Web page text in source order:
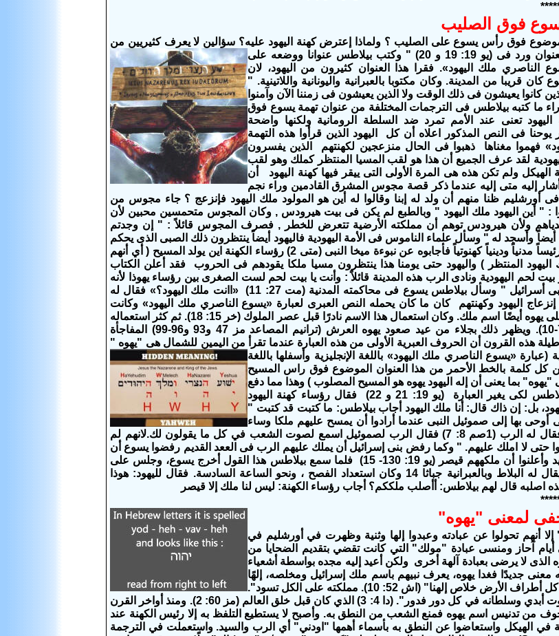
فوق رأس يسوع على الصليب ؟ ولماذا إعترض كهنة اليهود عليه؟ سؤالين لا يعرف كثيريين من
العنوان ورد فى (يو 19: 19 و 20) " وكتب بيلاطس عنوانا ووضعه على
الناصري ملك اليهود». فقرا هذا العنوان كثيرون من اليهود، لان
قريبا من المدينة. وكان مكتوبا بالعبرانية واليونانية واللاتينية. "
كانوا يعيشون فى ذلك الوقت ولا الذين يعيشون فى زمننا الآن وآمنوا
ما كتبه بيلاطس فى الترجمات المختلفة من عنوان تهمة يسوع فوق
تعنى عند الأمم تمرد ضد السلطة الرومانية ولكنها واضحة
فى النص المذكور اعلاه أن كل اليهود الذين قرأوا هذه التهمة
فهموا مغناها ذهبوا فى الحال منزعجين لكهنتهم الذين يفسرون
لقد عرف الجميع أن هذا هو لقب المسيا المنتظر كملك وهو لقب
ولم تكن هذه هى المرة الأولى التى ييقر فيها كهنة اليهود أن
أشار إليه متى إليه عندما ذكر قصة مجوس المشرق القادمين وراء نجم
أورشليم ظنا منهم أن ولد له إبنا وقالوا له أين هو المولود ملك اليهود فإنزعج ؟ جاء مجوس من
: " أين اليهود ملك اليهود " وبالطبع لم يكن فى بيت هيرودس , وكان المجوس متحمسين محبين لأن
ولأن هيرودس توهم أن مملكته الأرضية تتعرض للخطر , فصرف المجوس قائلاً : " إن وجدتم
أيضاً وأسجد له " وسأل علماء الناموس فى الأمة اليهودية فاليهود أيضاً ينتظرون ذلك الصبى الذى يحكم
عليهم حكماً ويكون عليهم رئيساً مدنياً ودينياً كهنوتياً فأجابوه عن نبوءة ميخا النبى (متى 2) رؤساء الكهنة اين يولد المسيح ( أي أنهم
المنتظر ) واليهود حتى يومنا هذا ينتظرون مسيا ملكا يقودهم فى الحروب فقد أعلن الكتاب
بيت لحم اليهودية ونادى الرب هذه المدينة قائلاً : وأنت يا بيت لحم لست الصغرى بين رؤساء يهوذا لأنه
منك يخرج مدبر يرعى شعبى أسرائيل " وسأل بيلاطس يسوع فى محاكمته المدنية (مت 27: 11) «اانت ملك اليهود؟» فقال له
اليهود وكهنتهم كان ما كان يحمله النص العبرى لعبارة «يسوع الناصري ملك اليهود» وكانت
نصوص العهد القديم تخلع على يهوه أيضًا اسم ملك. وكان استعمال هذا الاسم نادرًا قبل عصر الملوك (خر 15: 18). ثم كثر استعماله
بعد ذلك العصر (مز 24: 7-10). ويظهر ذلك بجلاء من عيد صعود يهوه العرش (ترانيم المصاعد مز 47 و93 و96-99) المفاجأة
هذه القرون أن الحروف العبرية الأولى من هذه العبارة عندما تقرأ من اليمين للشمال هى "يهوه "
(عبارة «يسوع الناصري ملك اليهود» باللغة الإنجليزية وأسفلها باللغة
كل كلمة بالخط الأحمر من هذا العنوان الموضوع فوق راس المسيح
"يهوه" بما يعنى أن إله اليهود يهوه هو المسيح المصلوب ) وهذا مما دفع
كهنة اليهود للذهاب إلى بيلاطس لكى يغير العبارة (يو 19: 21 و 22) فقال رؤساء كهنة اليهود
بل: إن ذاك قال: أنا ملك اليهود أجاب بيلاطس: ما كتبت قد كتبت "
أوحى بها إلى صموئيل النبى عندما أرادوا أن يمسح عليهم ملكا وساء
هذا الأمر فى عينى الرب فقال له الرب (1صم 8: 7) فقال الرب لصموئيل اسمع لصوت الشعب في كل ما يقولون لك.لانهم لم
حتى لا املك عليهم. " وكما رفض بنى إسرائيل أن يملك عليهم الرب فى الععد القديم رفضوا يسوع أن
يملك عليهم فى العهد الجديد وأعلنوا أن ملكههم قيصر (يو 19: 130- 15) فلما سمع بيلاطس هذا القول أخرج يسوع، وجلس على
كرسي الولاية في موضع يقال له البلاط وبالعبرانية جباثا 14 وكان استعداد الفصح ، ونحو الساعة السادسة. فقال لليهود: هوذا
لمعنى "يهوه"
أنهم تحولوا عن عبادته وعبدوا إلها وثنية وظهرت في أورشليم في
أيام آحاز ومنسى عبادة "مولك" التي كانت تقضي بتقديم الضحايا من
الذى لا يرضى بعبادة آلهة أخرى ولكن أعيد إليه مجده بواسطة أشعياء
معنى جديدًا فغدا يهوه، يعرف نبيهم باسم ملك إسرائيل ومخلصه، إلهًا
عالميًا (اش 44: 6). "فترى كل أطراف الأرض خلاص إلهنا" (اش 52: 10). مملكته على الكل تسود".
(مز 103: 19). ملكوته ملكوت أبدي وسلطانه في كل دور فدور". (دا 4: 3) الذي كان قبل خلق العالم (مز 60: 2). ومنذ أواخر القرن
من تدنيس اسم يهوه فمنع الشعب من النطق به. وأصبح لا يستطيع التلفظ به إلا رئيس الكهنة عند
في الهيكل واستعاضوا عن النطق به بأسماء أهمها "اودني" أي الرب والسيد. واستعملت في الترجمة